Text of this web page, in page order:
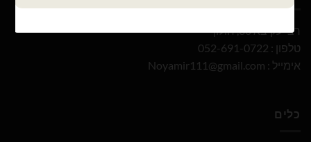
רבי עקיבא 30, חולון
טלפון : 052-691-0722
אימייל : Noyamir111@gmail.com
כלים